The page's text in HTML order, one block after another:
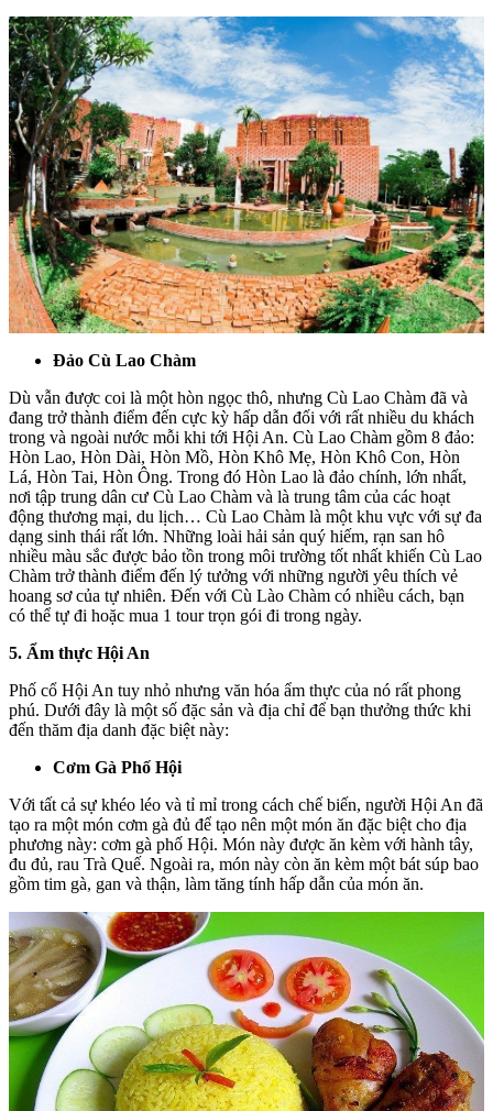
Đảo Cù Lao Chàm
Dù vẫn được coi là một hòn ngọc thô, nhưng Cù Lao Chàm đã và
đang trở thành điểm đến cực kỳ hấp dẫn đối với rất nhiều du khách
trong và ngoài nước mỗi khi tới Hội An. Cù Lao Chàm gồm 8 đảo:
Hòn Lao, Hòn Dài, Hòn Mồ, Hòn Khô Mẹ, Hòn Khô Con, Hòn
Lá, Hòn Tai, Hòn Ông. Trong đó Hòn Lao là đảo chính, lớn nhất,
nơi tập trung dân cư Cù Lao Chàm và là trung tâm của các hoạt
động thương mại, du lịch… Cù Lao Chàm là một khu vực với sự đa
dạng sinh thái rất lớn. Những loài hải sản quý hiếm, rạn san hô
nhiều màu sắc được bảo tồn trong môi trường tốt nhất khiến Cù Lao
Chàm trở thành điểm đến lý tưởng với những người yêu thích vẻ
hoang sơ của tự nhiên. Đến với Cù Lào Chàm có nhiều cách, bạn
có thể tự đi hoặc mua 1 tour trọn gói đi trong ngày.
5. Ẩm thực Hội An
Phố cổ Hội An tuy nhỏ nhưng văn hóa ẩm thực của nó rất phong
phú. Dưới đây là một số đặc sản và địa chỉ để bạn thưởng thức khi
đến thăm địa danh đặc biệt này:
Cơm Gà Phố Hội
Với tất cả sự khéo léo và tỉ mỉ trong cách chế biến, người Hội An đã
tạo ra một món cơm gà đủ để tạo nên một món ăn đặc biệt cho địa
phương này: cơm gà phố Hội. Món này được ăn kèm với hành tây,
đu đủ, rau Trà Quế. Ngoài ra, món này còn ăn kèm một bát súp bao
gồm tim gà, gan và thận, làm tăng tính hấp dẫn của món ăn.